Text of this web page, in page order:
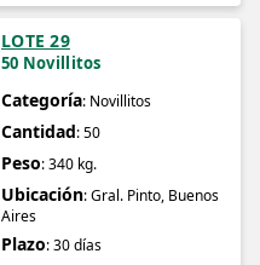
LOTE 29
50 Novillitos
Categoría: Novillitos
Cantidad: 50
Peso: 340 kg.
Ubicación: Gral. Pinto, Buenos
Aires
Plazo: 30 días